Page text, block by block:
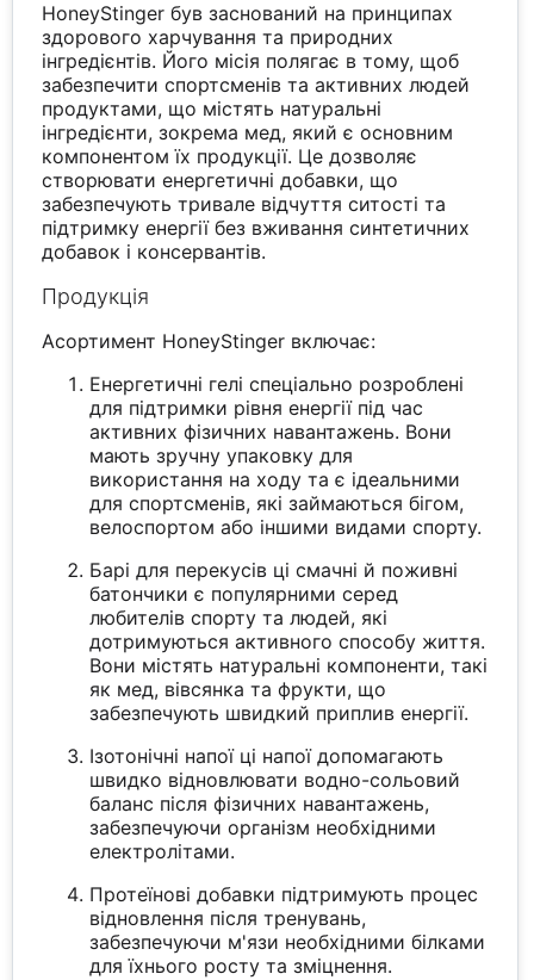
HoneyStinger був заснований на принципах
здорового харчування та природних
інгредієнтів. Його місія полягає в тому, щоб
забезпечити спортсменів та активних людей
продуктами, що містять натуральні
інгредієнти, зокрема мед, який є основним
компонентом їх продукції. Це дозволяє
створювати енергетичні добавки, що
забезпечують тривале відчуття ситості та
підтримку енергії без вживання синтетичних
добавок і консервантів.
Продукція
Асортимент HoneyStinger включає:
Енергетичні гелі спеціально розроблені
для підтримки рівня енергії під час
активних фізичних навантажень. Вони
мають зручну упаковку для
використання на ходу та є ідеальними
для спортсменів, які займаються бігом,
велоспортом або іншими видами спорту.
Барі для перекусів ці смачні й поживні
батончики є популярними серед
любителів спорту та людей, які
дотримуються активного способу життя.
Вони містять натуральні компоненти, такі
як мед, вівсянка та фрукти, що
забезпечують швидкий приплив енергії.
Ізотонічні напої ці напої допомагають
швидко відновлювати водно-сольовий
баланс після фізичних навантажень,
забезпечуючи організм необхідними
електролітами.
Протеїнові добавки підтримують процес
відновлення після тренувань,
забезпечуючи м'язи необхідними білками
для їхнього росту та зміцнення.